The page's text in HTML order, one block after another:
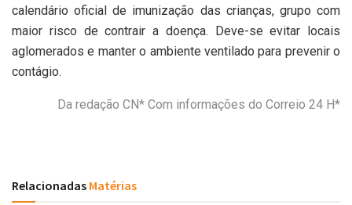
calendário oficial de imunização das crianças, grupo com
maior risco de contrair a doença. Deve-se evitar locais
aglomerados e manter o ambiente ventilado para prevenir o
contágio.
Da redação CN* Com informações do Correio 24 H*
Relacionadas Matérias